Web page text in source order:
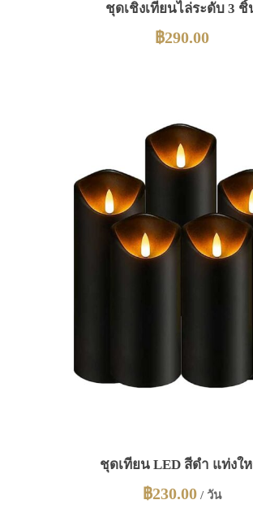
ชุดเชิงเทียนไล่ระดับ 3 ชิ้
฿290.00
ชุดเทียน LED สีดำ แท่งใ
฿230.00/ วัน